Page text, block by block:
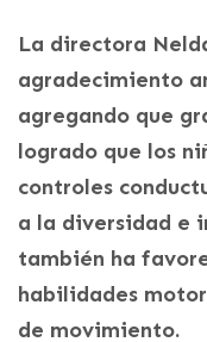
La directora
agradecimiento
agregando que
logrado que los
controles
a la diversidad e
también ha
habilidades
de movimiento.